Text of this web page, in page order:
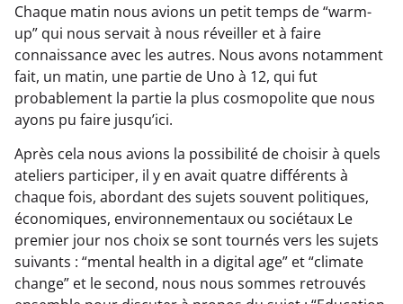
Chaque matin nous avions un petit temps de “warm-
up” qui nous servait à nous réveiller et à faire
connaissance avec les autres. Nous avons notamment
fait, un matin, une partie de Uno à 12, qui fut
probablement la partie la plus cosmopolite que nous
ayons pu faire jusqu’ici.
Après cela nous avions la possibilité de choisir à quels
ateliers participer, il y en avait quatre différents à
chaque fois, abordant des sujets souvent politiques,
économiques, environnementaux ou sociétaux Le
premier jour nos choix se sont tournés vers les sujets
suivants : “mental health in a digital age” et “climate
change” et le second, nous nous sommes retrouvés